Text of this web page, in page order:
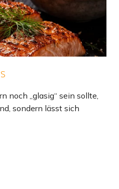
noch „glasig“ sein sollte,
sondern lässt sich